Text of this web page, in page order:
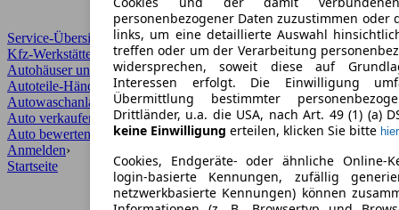
Service-Übersicht
Kfz-Werkstätten
Autohäuser und Händler
Autoteile-Händler
Autowaschanlagen
Auto verkaufen
Auto bewerten
Anmelden›
Startseite
personenbezogener Daten zuzustimmen oder
links, um eine detaillierte Auswahl
treffen oder um der Verarbeitung
widersprechen, soweit diese auf
Interessen erfolgt. Die Einwilligung
Übermittlung bestimmter
Drittländer, u.a. die USA, nach Art. 49 (1) (a)
keine Einwilligung erteilen, klicken Sie bitte hier
Cookies, Endgeräte- oder ähnliche Online-
login-basierte Kennungen, zufällig
netzwerkbasierte Kennungen) können